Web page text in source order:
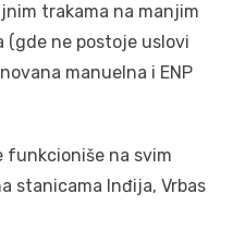
trakama na manjim
(gde ne postoje uslovi
manuelna i ENP
funkcioniše na svim
stanicama Inđija, Vrbas